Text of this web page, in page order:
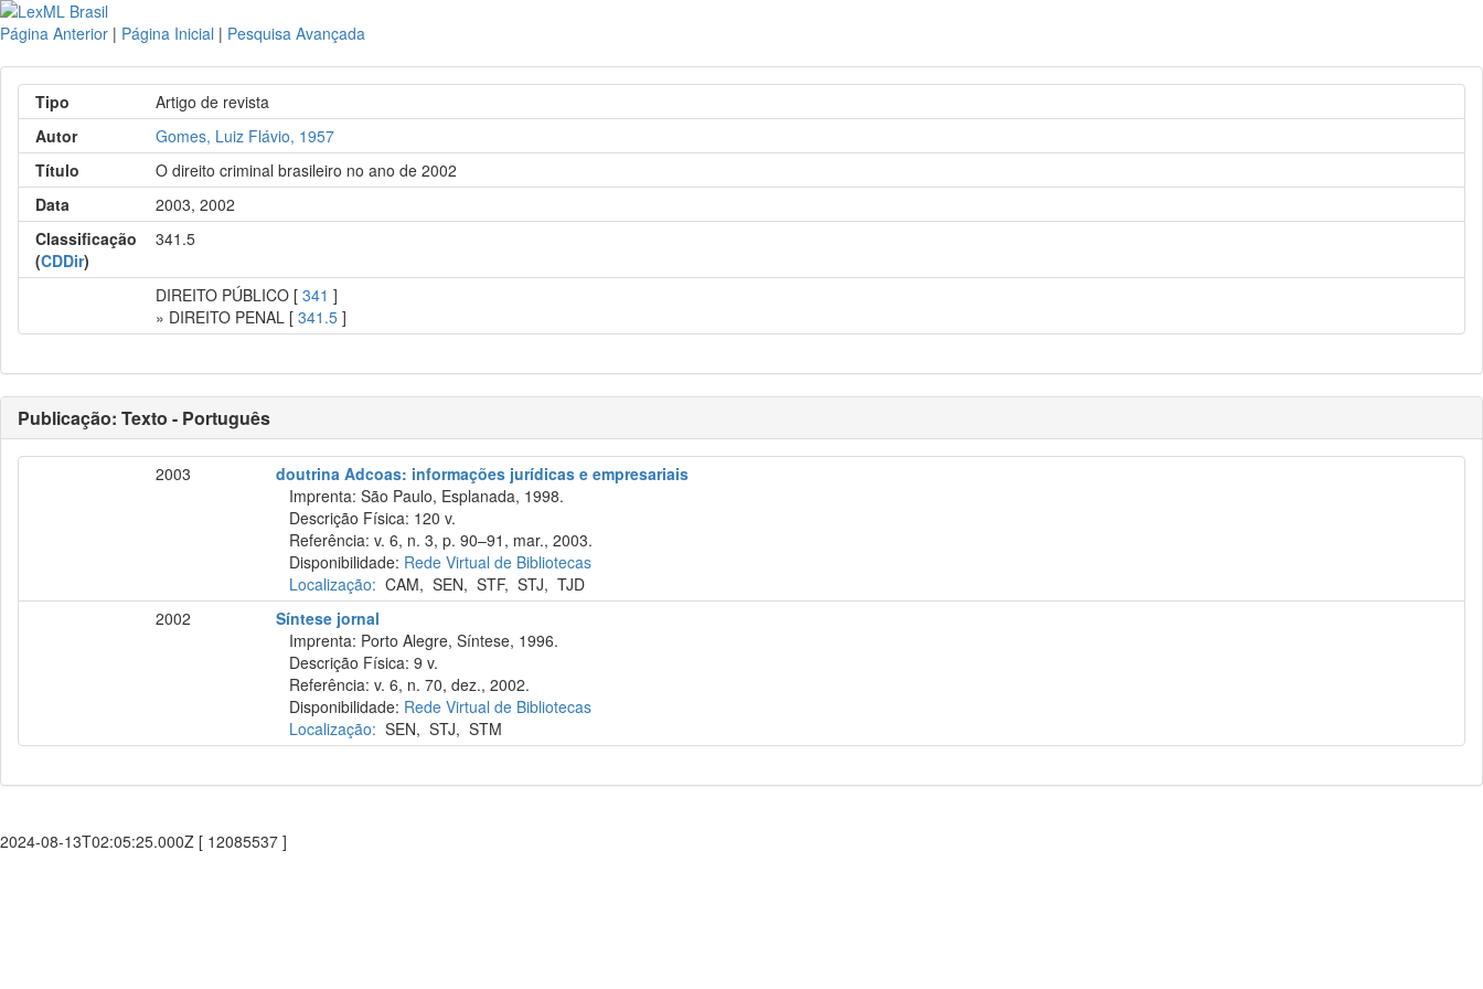
Página Anterior | Página Inicial | Pesquisa Avançada
Tipo
Artigo de revista
Autor
Gomes, Luiz Flávio, 1957
Título
O direito criminal brasileiro no ano de 2002
Data
2003, 2002
Classificação
(CDDir)
341.5
DIREITO PÚBLICO [341 ]
» DIREITO PENAL [341.5 ]
Publicação: Texto - Português
2003
doutrina Adcoas: informações jurídicas e empresariais
Imprenta: São Paulo, Esplanada, 1998.
Descrição Física: 120 v.
Referência: v. 6, n. 3, p. 90–91, mar., 2003.
Disponibilidade: Rede Virtual de Bibliotecas
Localização: CAM,SEN,STF,STJ,TJD
2002
Síntese jornal
Imprenta: Porto Alegre, Síntese, 1996.
Descrição Física: 9 v.
Referência: v. 6, n. 70, dez., 2002.
Disponibilidade: Rede Virtual de Bibliotecas
Localização: SEN,STJ,STM
2024-08-13T02:05:25.000Z [ 12085537 ]